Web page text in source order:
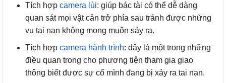
Tích hợp camera lùi: giúp bác tài có thể dễ dàng
quan sát mọi vật cản trở phía sau tránh được những
vụ tai nạn không mong muôn sảy ra.
Tích hợp camera hành trình: đây là một trong những
điều quan trong cho phương tiện tham gia giao
thông biết được sự cố mình đang bị xảy ra tai nạn.